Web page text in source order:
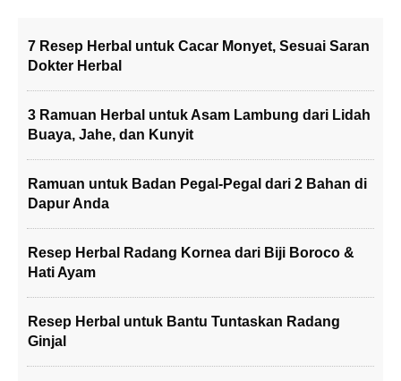
7 Resep Herbal untuk Cacar Monyet, Sesuai Saran
Dokter Herbal
3 Ramuan Herbal untuk Asam Lambung dari Lidah
Buaya, Jahe, dan Kunyit
Ramuan untuk Badan Pegal-Pegal dari 2 Bahan di
Dapur Anda
Resep Herbal Radang Kornea dari Biji Boroco &
Hati Ayam
Resep Herbal untuk Bantu Tuntaskan Radang
Ginjal